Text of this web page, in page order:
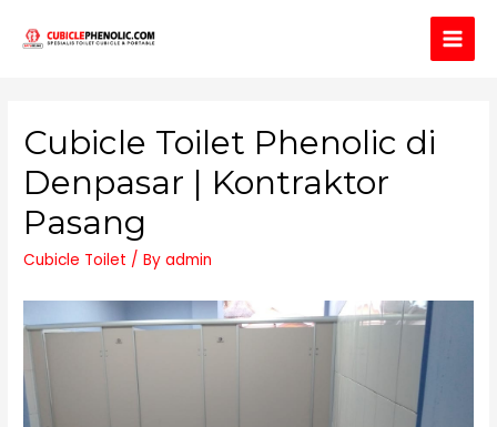
Main
Cubicle Toilet Phenolic di
Denpasar | Kontraktor
Pasang
Cubicle Toilet / Byadmin